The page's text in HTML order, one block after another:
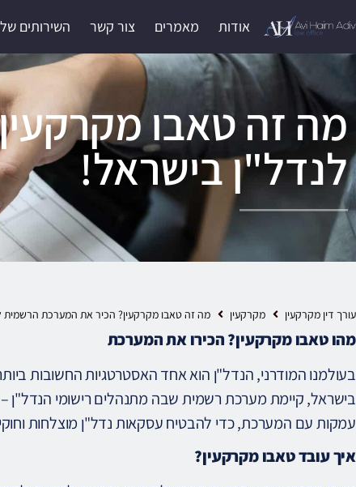
אודות מאמרים צור קשר השירותים
מה זה טאבו
לנדל"ן בישראל!
עורך דין מקרקעין מקרקעין מה זה טאבו מקרקעין? הכיר את המערכת הרשמית
מהו טאבו מקרקעין? הכירו את המערכת
בעולמנו המודרני, הנדל"ן הוא אחד האסטרטגיות החשובות
בישראל, קיימת מערכת רשמית שבה מתנהלים רישומי הנדל"ן
עמקות עם המערכת, כדי להבטיח עסקאות נדל"ן מוצלחות
איך עובד טאבו מקרקעין?